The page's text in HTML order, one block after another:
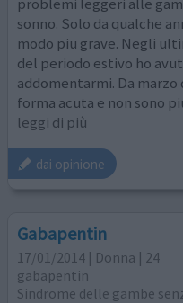
sonno. Solo da qualche
modo piu grave. Negli
del periodo estivo ho
addomentarmi. Da marzo
forma acuta e non sono
leggi di più
dai opinione
Gabapentin
17/01/2014 | Donna | 24
gabapentin
Sindrome delle gambe